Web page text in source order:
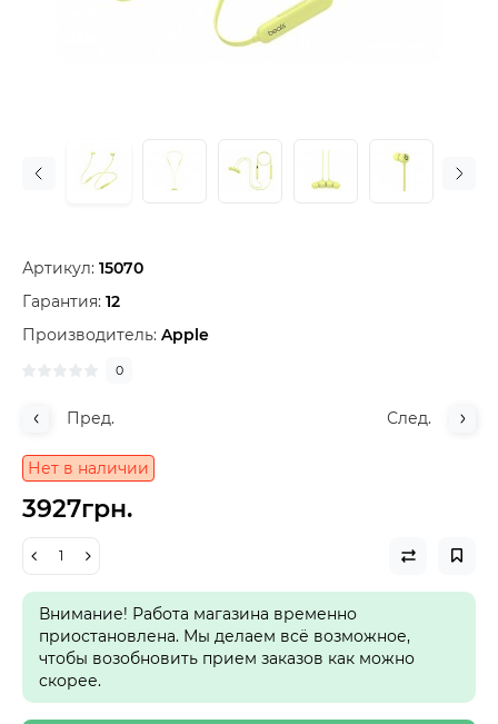
Артикул: 15070
Гарантия: 12
Производитель: Apple
0
Пред. След.
Нет в наличии
3927грн.
Внимание! Работа магазина временно
приостановлена. Мы делаем всё возможное,
чтобы возобновить прием заказов как можно
скорее.